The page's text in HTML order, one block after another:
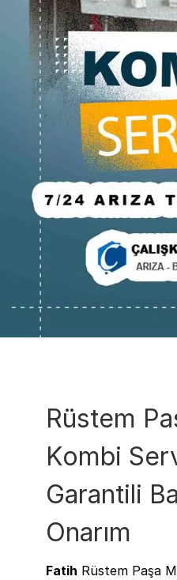
Rüstem
Kombi
Garantili
Onarım
Fatih Rüstem Paşa